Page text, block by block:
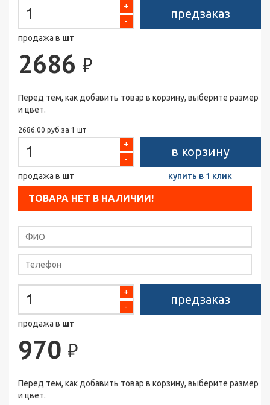
-
+
продажа в шт
предзаказ
2686 ₽
Перед тем, как добавить товар в корзину, выберите размер
и цвет.
2686.00 руб за 1 шт
-
+
продажа в шт
в корзину
купить в 1 клик
ТОВАРА НЕТ В НАЛИЧИИ!
-
+
продажа в шт
предзаказ
970 ₽
Перед тем, как добавить товар в корзину, выберите размер
и цвет.